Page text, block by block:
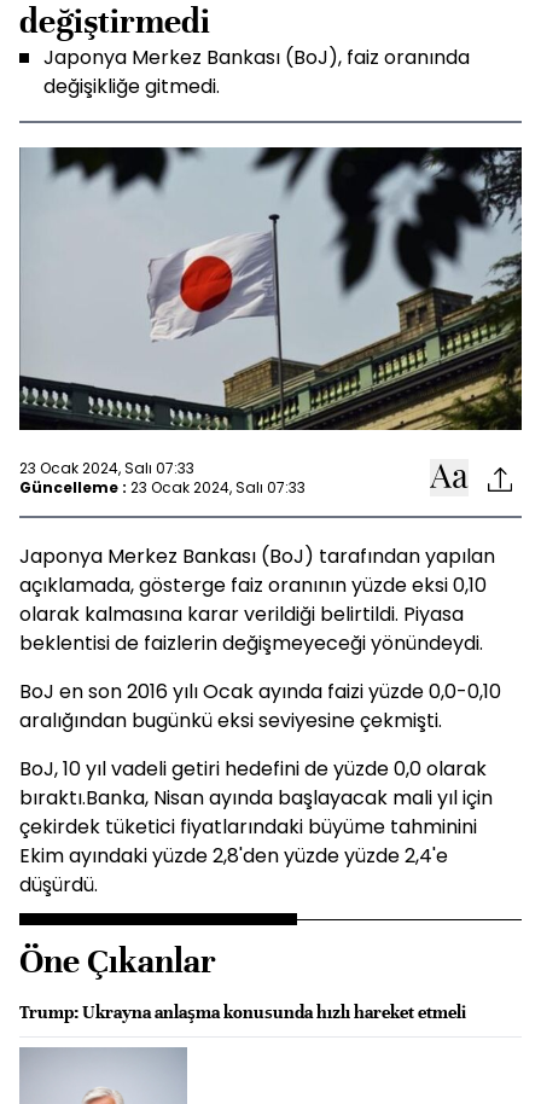
değiştirmedi
Japonya Merkez Bankası (BoJ), faiz oranında
değişikliğe gitmedi.
23 Ocak 2024, Salı 07:33
Güncelleme : 23 Ocak 2024, Salı 07:33
Japonya Merkez Bankası (BoJ) tarafından yapılan
açıklamada, gösterge faiz oranının yüzde eksi 0,10
olarak kalmasına karar verildiği belirtildi. Piyasa
beklentisi de faizlerin değişmeyeceği yönündeydi.
BoJ en son 2016 yılı Ocak ayında faizi yüzde 0,0-0,10
aralığından bugünkü eksi seviyesine çekmişti.
BoJ, 10 yıl vadeli getiri hedefini de yüzde 0,0 olarak
bıraktı.Banka, Nisan ayında başlayacak mali yıl için
çekirdek tüketici fiyatlarındaki büyüme tahminini
Ekim ayındaki yüzde 2,8'den yüzde yüzde 2,4'e
düşürdü.
Öne Çıkanlar
Trump: Ukrayna anlaşma konusunda hızlı hareket etmeli